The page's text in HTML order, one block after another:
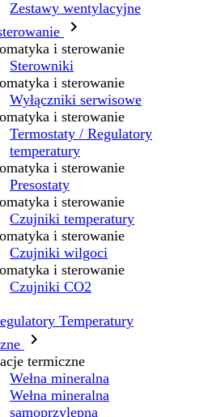
Zestawy wentylacyjne

i sterowanie
Sterowniki
i sterowanie
Wyłączniki serwisowe
i sterowanie
Termostaty / Regulatory
temperatury
i sterowanie
Presostaty
i sterowanie
Czujniki temperatury
i sterowanie
Czujniki wilgoci
i sterowanie
Czujniki CO2
Temperatury

termiczne
Wełna mineralna
Wełna mineralna
samoprzylepna